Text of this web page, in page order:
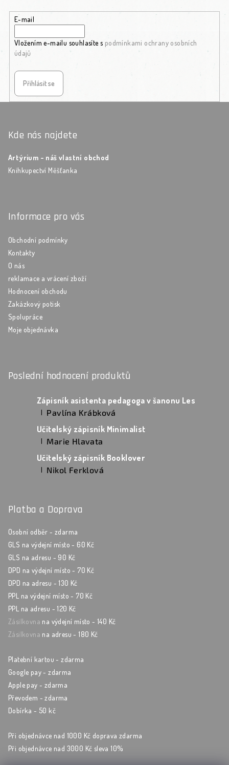
E-mail
Vložením e-mailu souhlasíte s podmínkami ochrany osobních
údajů
Přihlásit se
Kde nás najdete
Artýrium - náš vlastní obchod
Knihkupectví Měšťanka
Informace pro vás
Obchodní podmínky
Kontakty
O nás
reklamace a vrácení zboží
Hodnocení obchodu
Zakázkový potisk
Spolupráce
Moje objednávka
Poslední hodnocení produktů
Zápisník asistenta pedagoga v šanonu Les
Hodnocení produktu je 5 z 5 hvězdiček.
| Pavlína Krábková
Učitelský zápisník Minimalist
Hodnocení produktu je 5 z 5 hvězdiček.
| Marie Hlavata
Učitelský zápisník Booklover
Hodnocení produktu je 5 z 5 hvězdiček.
| Nikol Ferklová
Platba a Doprava
Osobní odběr - zdarma
GLS na výdejní místo - 60 Kč
GLS na adresu - 90 Kč
DPD na výdejní místo - 70 Kč
DPD na adresu - 130 Kč
PPL na výdejní místo - 70 Kč
PPL na adresu - 120 Kč
Zásilkovna na výdejní místo - 140 Kč
Zásilkovna na adresu - 180 Kč
Platební kartou - zdarma
Google pay - zdarma
Apple pay - zdarma
Převodem - zdarma
Dobírka - 50 kč
Při objednávce nad 1000 Kč doprava zdarma
Při objednávce nad 3000 Kč sleva 10%